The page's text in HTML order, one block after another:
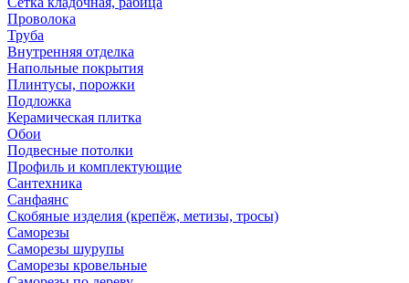
Проволока
Труба
Внутренняя отделка
Напольные покрытия
Плинтусы, порожки
Подложка
Керамическая плитка
Обои
Подвесные потолки
Профиль и комплектующие
Сантехника
Санфаянс
Скобяные изделия (крепёж, метизы, тросы)
Саморезы
Саморезы шурупы
Саморезы кровельные